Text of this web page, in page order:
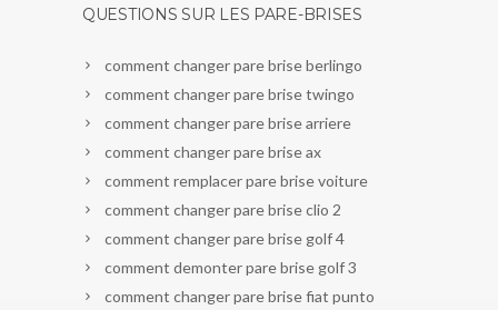
QUESTIONS SUR LES PARE-BRISES
comment changer pare brise berlingo
comment changer pare brise twingo
comment changer pare brise arriere
comment changer pare brise ax
comment remplacer pare brise voiture
comment changer pare brise clio 2
comment changer pare brise golf 4
comment demonter pare brise golf 3
comment changer pare brise fiat punto